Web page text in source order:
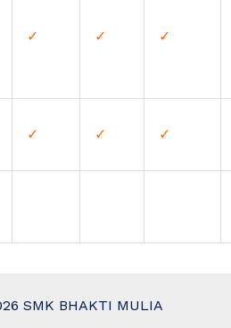
✓ ✓ ✓
✓ ✓ ✓
SMK BHAKTI MULIA